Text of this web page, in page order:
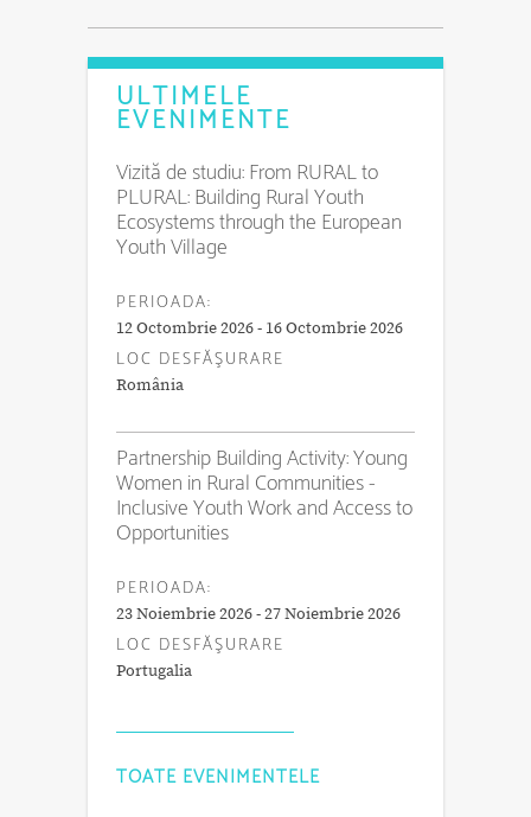
ULTIMELE
EVENIMENTE
Vizită de studiu: From RURAL to
PLURAL: Building Rural Youth
Ecosystems through the European
Youth Village
PERIOADA:
12 Octombrie 2026 - 16 Octombrie 2026
LOC DESFĂŞURARE
România
Partnership Building Activity: Young
Women in Rural Communities -
Inclusive Youth Work and Access to
Opportunities
PERIOADA:
23 Noiembrie 2026 - 27 Noiembrie 2026
LOC DESFĂŞURARE
Portugalia
TOATE EVENIMENTELE